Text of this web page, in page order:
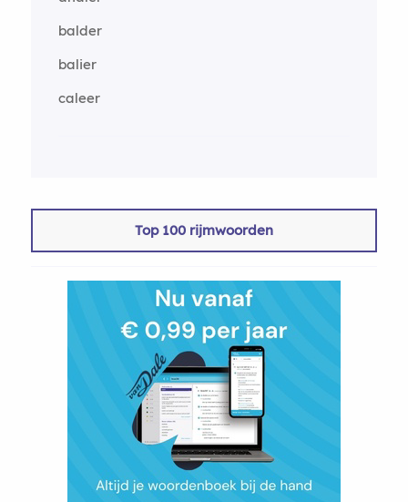
balder
balier
caleer
Top 100 rijmwoorden